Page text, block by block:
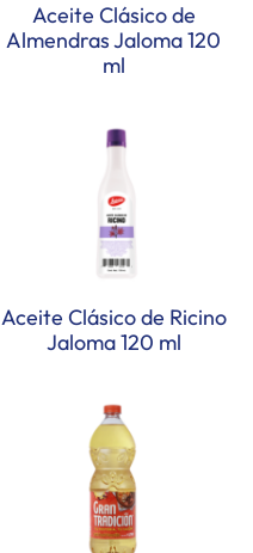
Aceite Clásico de
Almendras Jaloma 120
ml
Aceite Clásico de Ricino
Jaloma 120 ml